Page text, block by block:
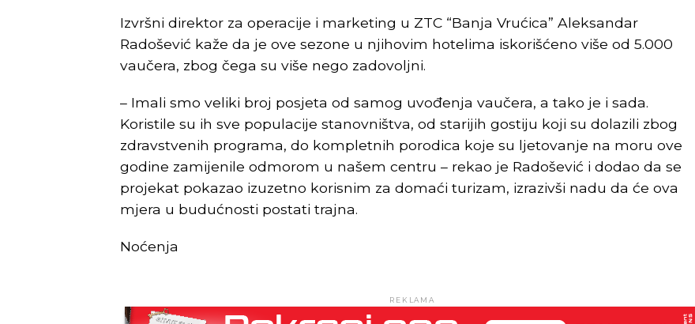
Izvršni direktor za operacije i marketing u ZTC “Banja Vrućica” Aleksandar
Radošević kaže da je ove sezone u njihovim hotelima iskorišćeno više od 5.000
vaučera, zbog čega su više nego zadovoljni.
– Imali smo veliki broj posjeta od samog uvođenja vaučera, a tako je i sada.
Koristile su ih sve populacije stanovništva, od starijih gostiju koji su dolazili zbog
zdravstvenih programa, do kompletnih porodica koje su ljetovanje na moru ove
godine zamijenile odmorom u našem centru – rekao je Radošević i dodao da se
projekat pokazao izuzetno korisnim za domaći turizam, izrazivši nadu da će ova
mjera u budućnosti postati trajna.
Noćenja
REKLAMA